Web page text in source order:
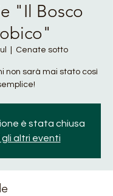
"Il Bosco
Cenate sotto
non sarà mai stato così
è stata chiusa
gli altri eventi